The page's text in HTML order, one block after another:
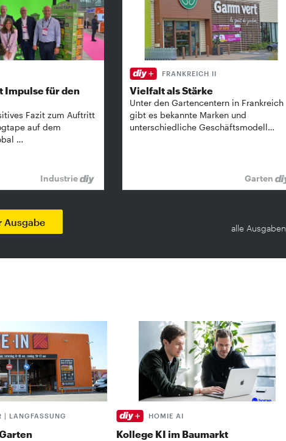
Impulse für den
Fazit zum Auftritt
auf dem
…
Industrie
FRANKREICH II
Vielfalt als Stärke
Unter den Gartencentern in Frankreich
gibt es bekannte ­Marken und
unterschiedliche Geschäftsmodell…
Garten
Ausgabe
alle Ausgaben
| LANGFASSUNG HOMIE AI
Kollege KI im Baumarkt